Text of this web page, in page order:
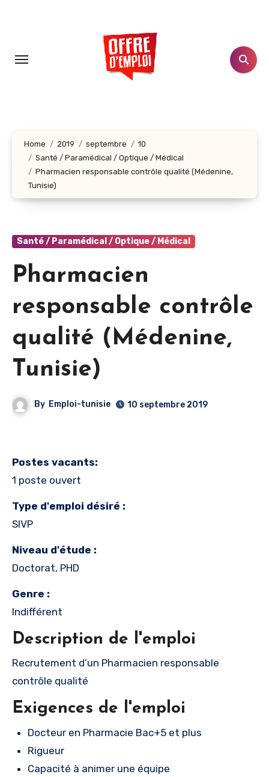
principal
Home 2019 septembre
10
Santé / Paramédical / Optique / Médical
Pharmacien responsable contrôle qualité (Médenine,
Tunisie)
Santé / Paramédical / Optique / Médical
Pharmacien
responsable contrôle
qualité (Médenine,
Tunisie)
By Emploi-tunisie 10 septembre 2019
Postes vacants:
1 poste ouvert
Type d'emploi désiré :
SIVP
Niveau d'étude :
Doctorat, PHD
Genre :
Indifférent
Description de l'emploi
Recrutement d’un Pharmacien responsable
contrôle qualité
Exigences de l'emploi
Docteur en Pharmacie Bac+5 et plus
Rigueur
Capacité à animer une équipe